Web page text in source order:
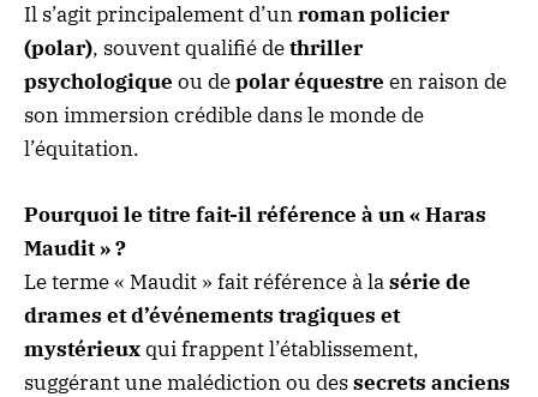
Il s’agit principalement d’unroman policier
(polar), souvent qualifié dethriller
psychologique ou depolar équestre en raison de
son immersion crédible dans le monde de
l’équitation.
Pourquoi le titre fait-il référence à un « Haras
Maudit » ?
Le terme « Maudit » fait référence à lasérie de
drames et d’événements tragiques et
mystérieuxqui frappent l’établissement,
suggérant une malédiction ou dessecrets anciens